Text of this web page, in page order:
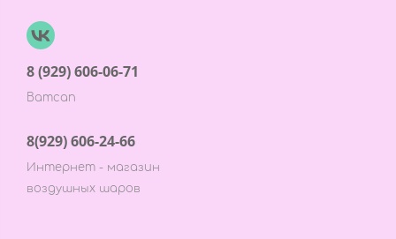
8 (929) 606-06-71
Ватсап
8(929) 606-24-66
Интернет - магазин
воздушных шаров